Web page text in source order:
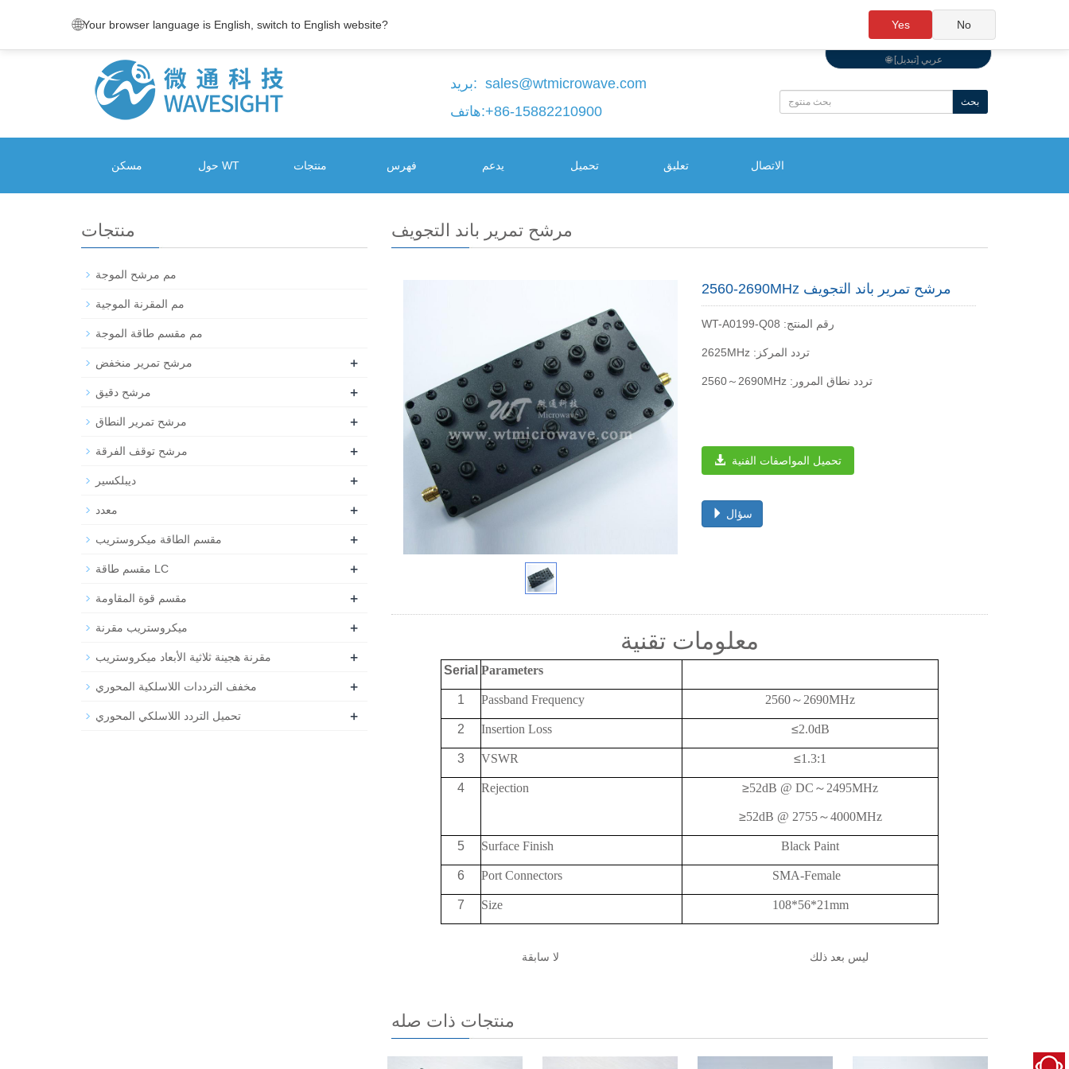
🌐 عربي [تبديل]
بريد:
هاتف:
sales@wtmicrowave.com
+86-15882210900
بحث
مسكن حول WT منتجات فهرس يدعم تحميل تعليق الاتصال
مرشح تمرير باند التجويف
2560-2690MHz مرشح تمرير باند التجويف
WT-A0199-Q08 :رقم المنتج
2625MHz :تردد المركز
2560～2690MHz :تردد نطاق المرور
تحميل المواصفات الفنية
سؤال
معلومات تقنية
Serial Parameters
1 Passband Frequency 2560～ 2690MHz
2 Insertion Loss ≤2.0dB
3 VSWR ≤1.3:1
4 Rejection ≥52dB @ DC ～ 2495MHz
≥52dB @ 2755～4000MHz
5 Surface Finish Black Paint
6 Port Connectors SMA-Female
7 Size 108*56*21mm
لا سابقة ليس بعد ذلك
منتجات ذات صله
منتجات
مم مرشح الموجة
مم المقرنة الموجية
مم مقسم طاقة الموجة
مرشح تمرير منخفض +
مرشح دقيق +
مرشح تمرير النطاق +
مرشح توقف الفرقة +
ديبلكسير +
معدد +
مقسم الطاقة ميكروستريب +
مقسم طاقة LC +
مقسم قوة المقاومة +
ميكروستريب مقرنة +
مقرنة هجينة ثلاثية الأبعاد ميكروستريب +
مخفف الترددات اللاسلكية المحوري +
تحميل التردد اللاسلكي المحوري +
🌐Your browser language is English, switch to English website? Yes No